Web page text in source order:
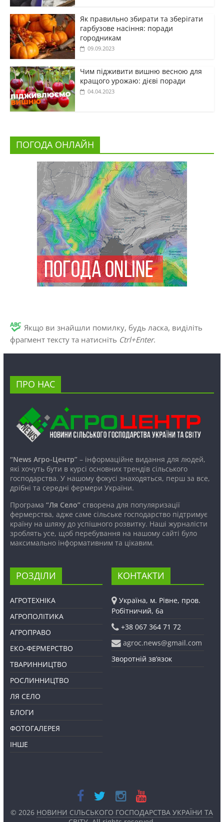
Як правильно збирати та зберігати
гарбузове насіння: поради
городникам
09.09.2023
Чим підживити вишню весною для
кращого урожаю: дієві поради
04.04.2023
ПОГОДА ОНЛАЙН
Якщо ви знайшли помилку, будь ласка, виділіть
фрагмент тексту та натисніть Ctrl+Enter.
ПРО НАС
“News Агро-Центр”– інформаційне видання для людей,
які хочуть бути в курсі основних трендів сільського
господарства. У нашому фокусі знаходяться, перш за все,
дрібні та середні фермери України.
Програма “Ля Село”створена для популяризації
фермерства, адже саме сільське господарство підтримує
країну на шляху до успішного розвитку. Наші журналісти
зроблять усе, щоб перебування на нашому сайті було
максимально інформативним та цікавим.
РОЗДІЛИ
АГРОТЕХНІКА
АГРОПОЛІТИКА
АГРОПРАВО
ЕКО-ФЕРМЕРСТВО
ТВАРИННИЦТВО
РОСЛИННИЦТВО
ЛЯ СЕЛО
БЛОГИ
ФОТОГАЛЕРЕЯ
ІНШЕ
КОНТАКТИ
Україна, м. Рівне, пров.
Робітничий, 6а
+38 067 364 71 72
agroc.news@gmail.com
Зворотній зв’язок
© 2026 НОВИНИ СІЛЬСЬКОГО ГОСПОДАРСТВА УКРАЇНИ ТА